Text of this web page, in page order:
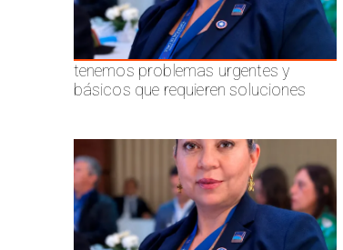
tenemos problemas urgentes y
básicos que requieren soluciones